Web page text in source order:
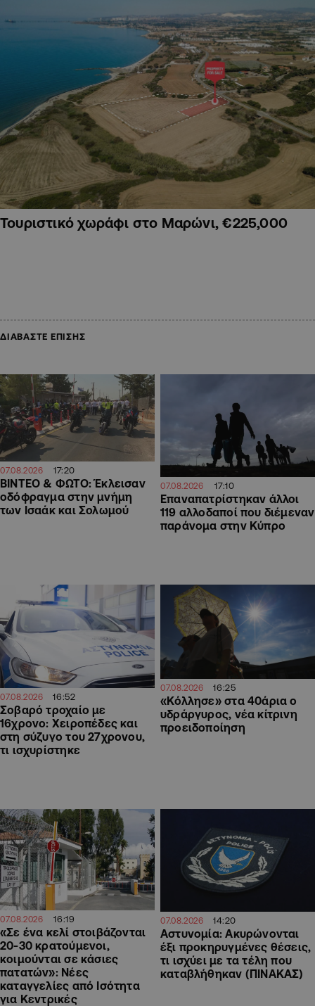
Τουριστικό χωράφι στο Μαρώνι, €225,000
ΔΙΑΒΑΣΤΕ ΕΠΙΣΗΣ
07.08.2026 17:20
ΒΙΝΤΕΟ & ΦΩΤΟ: Έκλεισαν
οδόφραγμα στην μνήμη
των Ισαάκ και Σολωμού
07.08.2026 17:10
Επαναπατρίστηκαν άλλοι
119 αλλοδαποί που διέμεναν
παράνομα στην Κύπρο
07.08.2026 16:52
Σοβαρό τροχαίο με
16χρονο: Χειροπέδες και
στη σύζυγο του 27χρονου,
τι ισχυρίστηκε
07.08.2026 16:25
«Κόλλησε» στα 40άρια ο
υδράργυρος, νέα κίτρινη
προειδοποίηση
07.08.2026 16:19
«Σε ένα κελί στοιβάζονται
20-30 κρατούμενοι,
κοιμούνται σε κάσιες
πατατών»: Νέες
καταγγελίες από Ισότητα
για Κεντρικές
07.08.2026 14:20
Αστυνομία: Ακυρώνονται
έξι προκηρυγμένες θέσεις,
τι ισχύει με τα τέλη που
καταβλήθηκαν (ΠΙΝΑΚΑΣ)